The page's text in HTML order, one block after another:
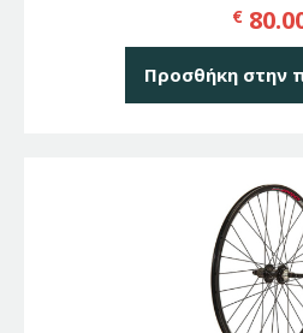
€
Προσθήκη στην